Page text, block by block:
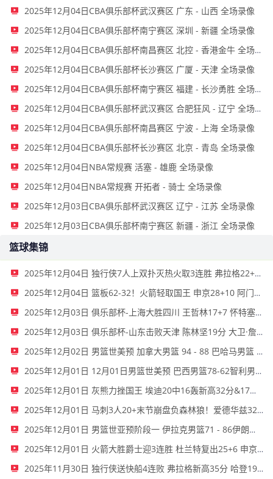
2025年12月04日CBA俱乐部杯武汉赛区 广东 - 山西 全场录像
2025年12月04日CBA俱乐部杯南宁赛区 深圳 - 新疆 全场录像
2025年12月04日CBA俱乐部杯南昌赛区 北控 - 香港金牛 全场录像
2025年12月04日CBA俱乐部杯长沙赛区 广厦 - 天津 全场录像
2025年12月04日CBA俱乐部杯南宁赛区 福建 - 长沙勇胜 全场录像
2025年12月04日CBA俱乐部杯武汉赛区 合肥狂风 - 辽宁 全场录像
2025年12月04日CBA俱乐部杯南昌赛区 宁波 - 上海 全场录像
2025年12月04日CBA俱乐部杯长沙赛区 北京 - 青岛 全场录像
2025年12月04日NBA常规赛 活塞 - 雄鹿 全场录像
2025年12月04日NBA常规赛 开拓者 - 骑士 全场录像
2025年12月03日CBA俱乐部杯武汉赛区 辽宁 - 江苏 全场录像
2025年12月03日CBA俱乐部杯南宁赛区 新疆 - 浙江 全场录像
篮球集锦
2025年12月04日 独行侠7人上双扑灭热火取3连胜 弗拉格22+6 韦尔22+10
2025年12月04日 篮板62-32！火箭轻取国王 申京28+10 阿门20+12+7 杜兰特24+8
2025年12月03日 俱乐部杯-上海大胜四川 王哲林17+7 怀特塞德5帽 杜智博23分
2025年12月03日 俱乐部杯-山东击败天津 陈林坚19分 大卫·詹姆斯20+9
2025年12月02日 男篮世美预 加拿大男篮 94 - 88 巴哈马男篮 全场集锦
2025年12月01日 12月01日男篮世美预 巴西男篮78-62智利男篮 全场集锦
2025年12月01日 灰熊力挫国王 埃迪20中16轰新高32分&17板5帽 德罗赞23分
2025年12月01日 马刺3人20+末节崩盘负森林狼！爱德华兹32+6 兰德尔22+6+12
2025年12月01日 男篮世亚预阶段一 伊拉克男篮71 - 86伊朗男篮 全场集锦
2025年12月01日 火箭大胜爵士迎3连胜 杜兰特复出25+6 申京27+5 马尔卡宁18+8
2025年11月30日 独行侠送快船4连败 弗拉格新高35分 哈登19罚7失误 克莱23分